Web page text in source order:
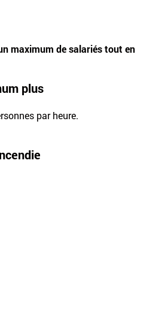
maximum de salariés tout en
plus
par heure.